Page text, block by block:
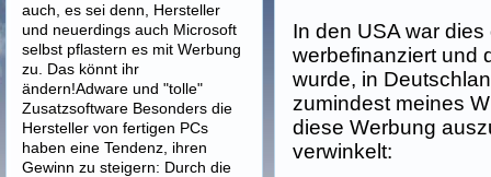
In den USA war
werbefinanziert und
wurde, in
zumindest meines
diese Werbung
verwinkelt:
auch, es sei denn, Hersteller
und neuerdings auch Microsoft
selbst pflastern es mit Werbung
zu. Das könnt ihr
ändern!Adware und "tolle"
Zusatzsoftware Besonders die
Hersteller von fertigen PCs
haben eine Tendenz, ihren
Gewinn zu steigern: Durch die